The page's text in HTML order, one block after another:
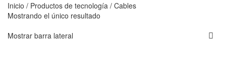
Inicio / Productos de tecnología / Cables
Mostrando el único resultado
Mostrar barra lateral